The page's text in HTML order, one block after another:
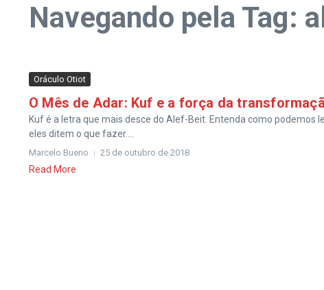
Navegando pela Tag:
Oráculo Otiot
O Mês de Adar: Kuf e a força da
Kuf é a letra que mais desce do Alef-Beit. Entenda como
eles ditem o que fazer....
Marcelo Bueno 25 de outubro de 2018
Read More